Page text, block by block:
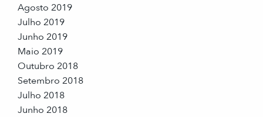
Agosto 2019
Julho 2019
Junho 2019
Maio 2019
Outubro 2018
Setembro 2018
Julho 2018
Junho 2018